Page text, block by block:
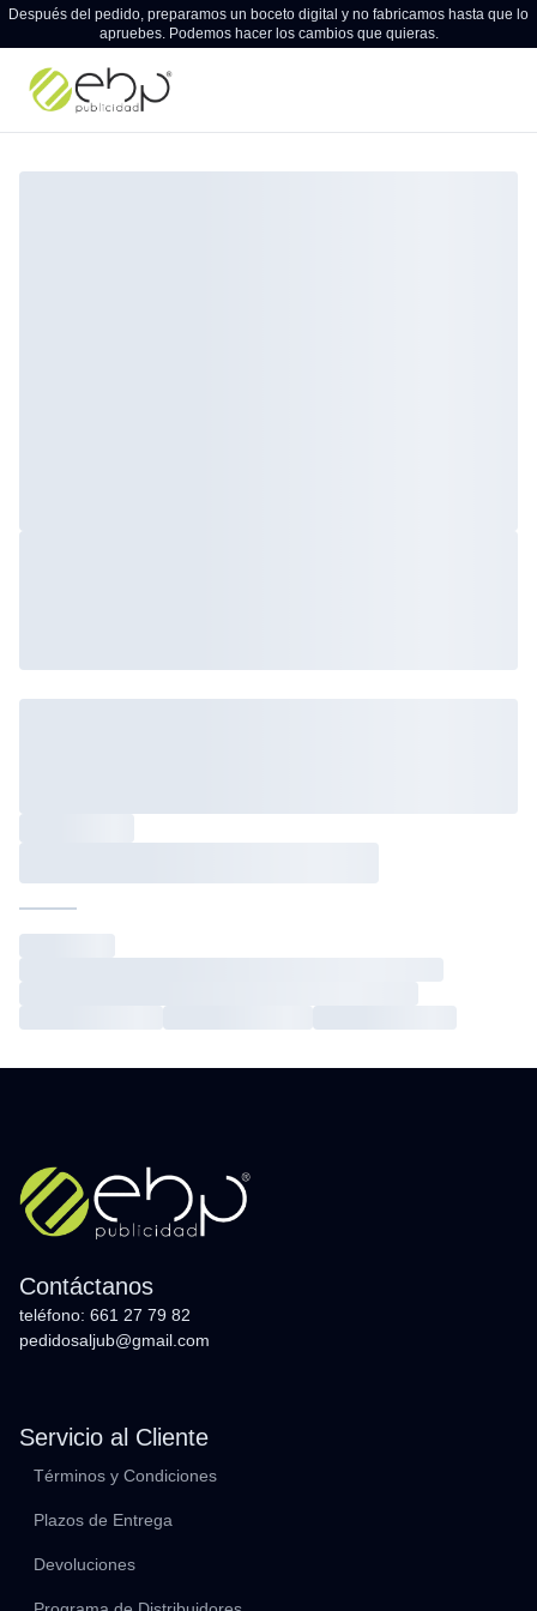
Después del pedido, preparamos un boceto digital y no fabricamos hasta que lo
apruebes. Podemos hacer los cambios que quieras.
Contáctanos
teléfono: 661 27 79 82
pedidosaljub@gmail.com
Servicio al Cliente
Términos y Condiciones
Plazos de Entrega
Devoluciones